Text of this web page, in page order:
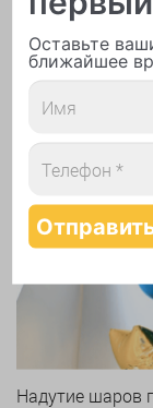
Печать логотипа
Арки и
Надутие шаров
Оставьте
ближайшее